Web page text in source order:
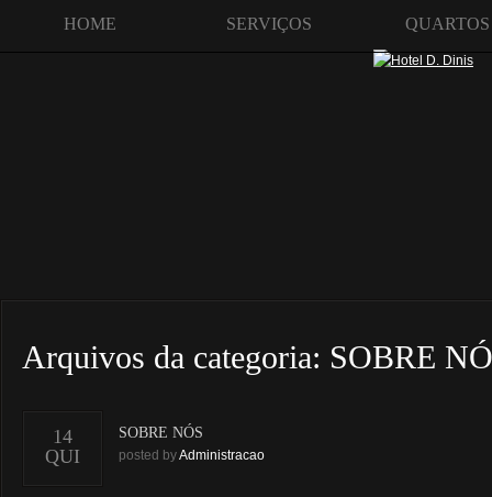
HOME SERVIÇOS QUARTOS
Arquivos da categoria: SOBRE
14
QUI
SOBRE NÓS
posted byAdministracao